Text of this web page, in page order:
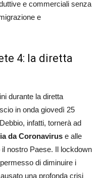
e commerciali senza
e
4: la diretta
durante la diretta
in onda giovedì 25
infatti, tornerà ad
da Coronavirus e alle
nostro Paese. Il lockdown
di diminuire i
una profonda crisi